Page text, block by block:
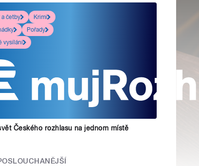
a četby
Krimi
Pořady
vysílání
Českého rozhlasu na jednom místě